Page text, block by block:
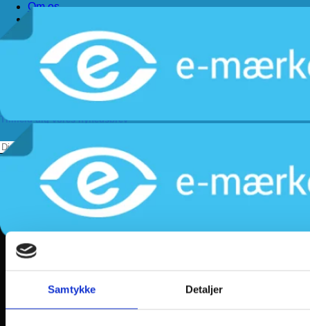
Samtykke Detaljer
Om os
Levering
Kundeservice
Returnering
Privatlivspolitik
Tilmeld dig vores nyhedsbrev